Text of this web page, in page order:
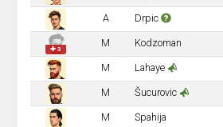
A Drpic
✚ 3
M Kodzoman
M Lahaye
M Šucurovic
M Spahija